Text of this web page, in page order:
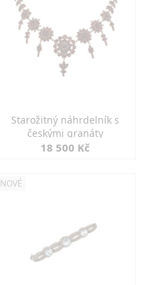
Starožitný náhrdelník s
českými granáty
18 500 Kč
NOVÉ